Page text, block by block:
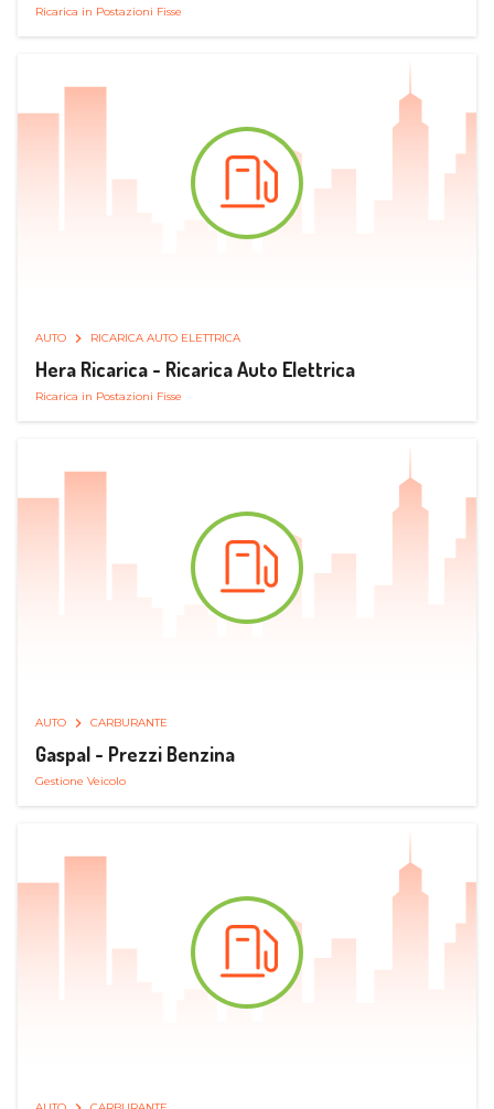
Ricarica in Postazioni Fisse
AUTO RICARICA AUTO ELETTRICA
Hera Ricarica - Ricarica Auto Elettrica
Ricarica in Postazioni Fisse
AUTO CARBURANTE
Gaspal - Prezzi Benzina
Gestione Veicolo